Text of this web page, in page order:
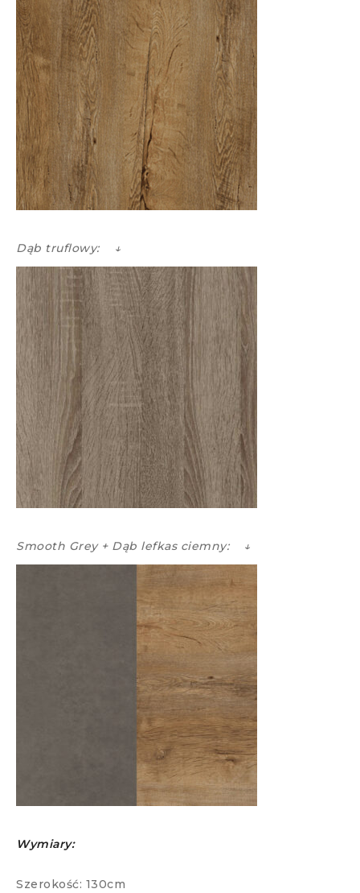
Dąb truflowy: ↓
Smooth Grey + Dąb lefkas ciemny: ↓
Wymiary:
Szerokość: 130cm